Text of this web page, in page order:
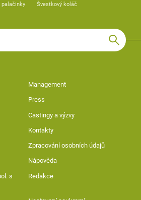
palačinky Švestkový koláč
Management
Press
Castingy a výzvy
Kontakty
Zpracování osobních údajů
Nápověda
s
Redakce